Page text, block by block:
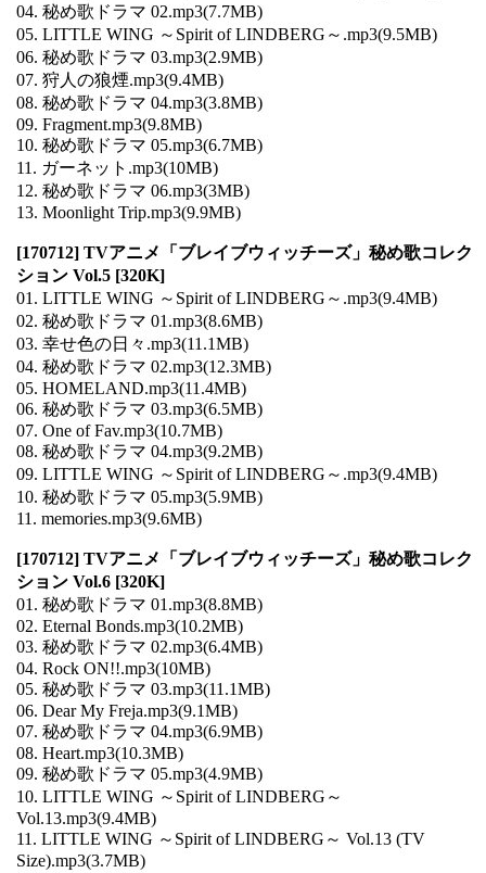
04. 秘め歌ドラマ 02.mp3(7.7MB)
05. LITTLE WING ～Spirit of LINDBERG～.mp3(9.5MB)
06. 秘め歌ドラマ 03.mp3(2.9MB)
07. 狩人の狼煙.mp3(9.4MB)
08. 秘め歌ドラマ 04.mp3(3.8MB)
09. Fragment.mp3(9.8MB)
10. 秘め歌ドラマ 05.mp3(6.7MB)
11. ガーネット.mp3(10MB)
12. 秘め歌ドラマ 06.mp3(3MB)
13. Moonlight Trip.mp3(9.9MB)
[170712] TVアニメ「ブレイブウィッチーズ」秘め歌コレク
ション Vol.5 [320K]
01. LITTLE WING ～Spirit of LINDBERG～.mp3(9.4MB)
02. 秘め歌ドラマ 01.mp3(8.6MB)
03. 幸せ色の日々.mp3(11.1MB)
04. 秘め歌ドラマ 02.mp3(12.3MB)
05. HOMELAND.mp3(11.4MB)
06. 秘め歌ドラマ 03.mp3(6.5MB)
07. One of Fav.mp3(10.7MB)
08. 秘め歌ドラマ 04.mp3(9.2MB)
09. LITTLE WING ～Spirit of LINDBERG～.mp3(9.4MB)
10. 秘め歌ドラマ 05.mp3(5.9MB)
11. memories.mp3(9.6MB)
[170712] TVアニメ「ブレイブウィッチーズ」秘め歌コレク
ション Vol.6 [320K]
01. 秘め歌ドラマ 01.mp3(8.8MB)
02. Eternal Bonds.mp3(10.2MB)
03. 秘め歌ドラマ 02.mp3(6.4MB)
04. Rock ON!!.mp3(10MB)
05. 秘め歌ドラマ 03.mp3(11.1MB)
06. Dear My Freja.mp3(9.1MB)
07. 秘め歌ドラマ 04.mp3(6.9MB)
08. Heart.mp3(10.3MB)
09. 秘め歌ドラマ 05.mp3(4.9MB)
10. LITTLE WING ～Spirit of LINDBERG～
Vol.13.mp3(9.4MB)
11. LITTLE WING ～Spirit of LINDBERG～ Vol.13 (TV
Size).mp3(3.7MB)